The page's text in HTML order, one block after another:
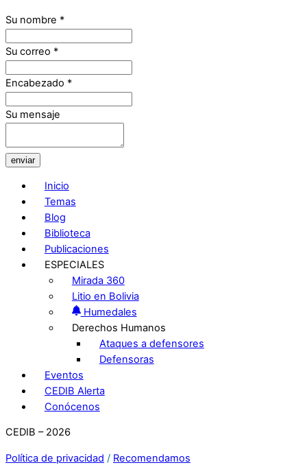
Su nombre *
Su correo *
Encabezado *
Su mensaje
enviar
Inicio
Temas
Blog
Biblioteca
Publicaciones
ESPECIALES
Mirada 360
Litio en Bolivia
Humedales
Derechos Humanos
Ataques a defensores
Defensoras
Eventos
CEDIB Alerta
Conócenos
CEDIB – 2026
Política de privacidad / Recomendamos